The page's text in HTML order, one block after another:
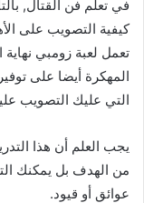
في تعلم فن القتال,
كيفية التصويب على
المهكرة أيضا على
التي عليك التصويب
يجب العلم أن هذا
من الهدف بل يمكنك
عوائق أو قيود.